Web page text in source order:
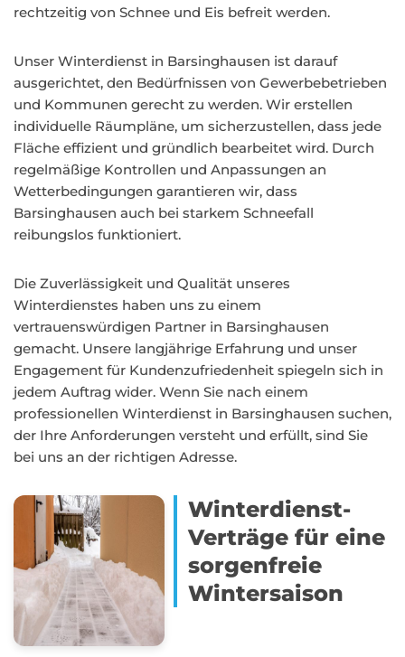
rechtzeitig von Schnee und Eis befreit werden.
Unser Winterdienst in Barsinghausen ist darauf
ausgerichtet, den Bedürfnissen von Gewerbebetrieben
und Kommunen gerecht zu werden. Wir erstellen
individuelle Räumpläne, um sicherzustellen, dass jede
Fläche effizient und gründlich bearbeitet wird. Durch
regelmäßige Kontrollen und Anpassungen an
Wetterbedingungen garantieren wir, dass
Barsinghausen auch bei starkem Schneefall
reibungslos funktioniert.
Die Zuverlässigkeit und Qualität unseres
Winterdienstes haben uns zu einem
vertrauenswürdigen Partner in Barsinghausen
gemacht. Unsere langjährige Erfahrung und unser
Engagement für Kundenzufriedenheit spiegeln sich in
jedem Auftrag wider. Wenn Sie nach einem
professionellen Winterdienst in Barsinghausen suchen,
der Ihre Anforderungen versteht und erfüllt, sind Sie
bei uns an der richtigen Adresse.
Winterdienst-
Verträge für eine
sorgenfreie
Wintersaison